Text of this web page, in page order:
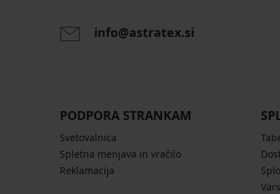
info@astratex.si
PODPORA STRANKAM
Svetovalnica
Spletna menjava in vračilo
Reklamacija